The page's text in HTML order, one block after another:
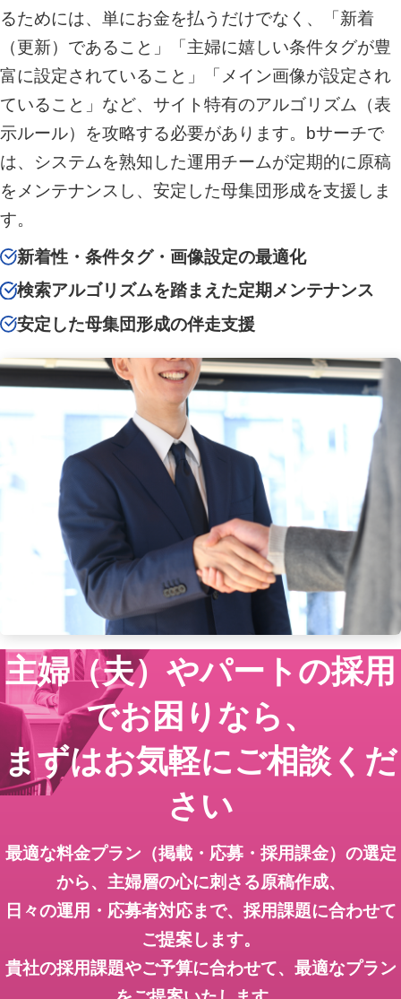
キーワードから記事を検索
検索する
るためには、単にお金を払うだけでなく、「新着
（更新）であること」「主婦に嬉しい条件タグが豊
富に設定されていること」「メイン画像が設定され
ていること」など、サイト特有のアルゴリズム（表
示ルール）を攻略する必要があります。bサーチで
は、システムを熟知した運用チームが定期的に原稿
をメンテナンスし、安定した母集団形成を支援しま
す。
新着性・条件タグ・画像設定の最適化
検索アルゴリズムを踏まえた定期メンテナンス
安定した母集団形成の伴走支援
主婦（夫）やパートの採用
でお困りなら、
まずはお気軽にご相談くだ
さい
最適な料金プラン（掲載・応募・採用課金）の選定
から、主婦層の心に刺さる原稿作成、
日々の運用・応募者対応まで、採用課題に合わせて
ご提案します。
貴社の採用課題やご予算に合わせて、最適なプラン